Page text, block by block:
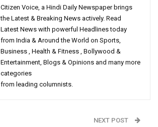
Citizen Voice, a Hindi Daily Newspaper brings
the Latest & Breaking News actively. Read
Latest News with powerful Headlines today
from India & Around the World on Sports,
Business , Health & Fitness , Bollywood &
Entertainment, Blogs & Opinions and many more
categories
from leading columnists.
NEXT POST